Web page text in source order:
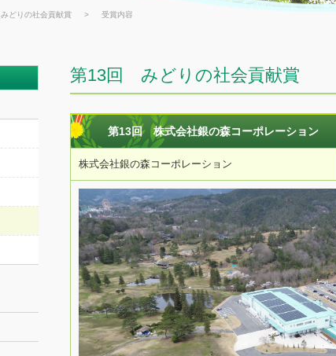
みどりの社会貢献賞 > 受賞内容
第13回 みどりの社会貢献賞
第13回 株式会社銀の森コーポレーション
株式会社銀の森コーポレーション